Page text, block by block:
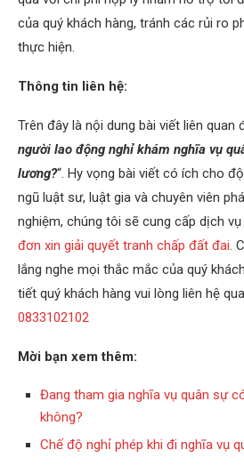
của quý khách hàng, tránh các rủi ro
thực hiện.
Thông tin liên hệ:
Trên đây là nội dung bài viết liên quan
người lao động nghỉ khám nghĩa vụ
lương?“. Hy vọng bài viết có ích cho
ngũ luật sư, luật gia và chuyên viên
nghiệm, chúng tôi sẽ cung cấp dịch
đơn xin giải quyết tranh chấp đất đai .
lắng nghe mọi thắc mắc của quý
tiết quý khách hàng vui lòng liên hệ
0833102102
Mời bạn xem thêm:
Đang tham gia nghĩa vụ quân sự
không?
Chế độ nghỉ phép khi đi nghĩa vụ